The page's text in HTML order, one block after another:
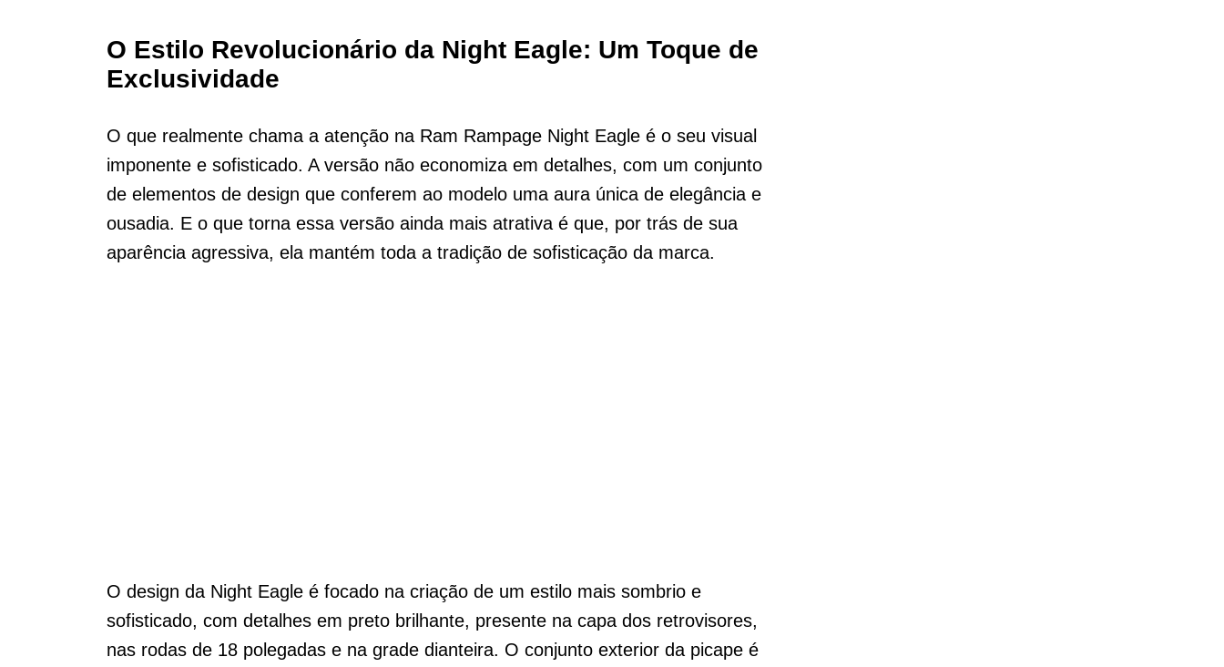
O Estilo Revolucionário da Night Eagle: Um Toque de
Exclusividade
O que realmente chama a atenção na Ram Rampage Night Eagle é o seu visual
imponente e sofisticado. A versão não economiza em detalhes, com um conjunto
de elementos de design que conferem ao modelo uma aura única de elegância e
ousadia. E o que torna essa versão ainda mais atrativa é que, por trás de sua
aparência agressiva, ela mantém toda a tradição de sofisticação da marca.
O design da Night Eagle é focado na criação de um estilo mais sombrio e
sofisticado, com detalhes em preto brilhante, presente na capa dos retrovisores,
nas rodas de 18 polegadas e na grade dianteira. O conjunto exterior da picape é